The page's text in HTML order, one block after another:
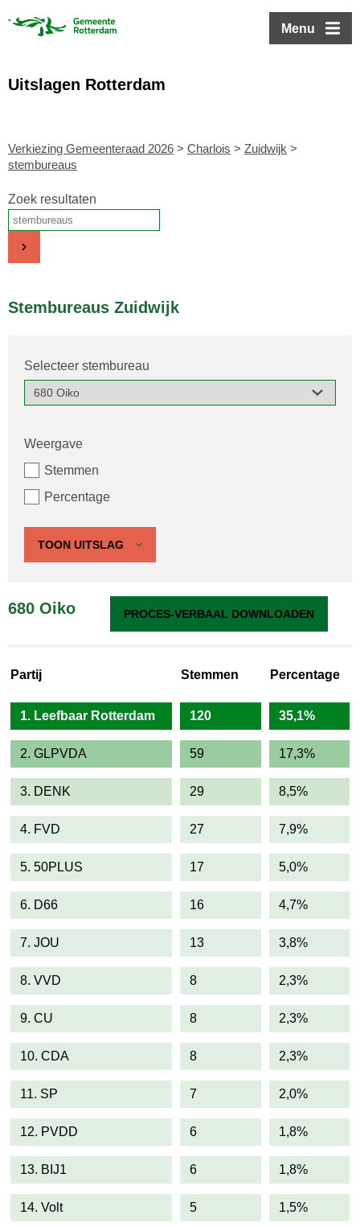
Menu
Uitslagen Rotterdam
Verkiezing Gemeenteraad 2026 > Charlois > Zuidwijk >
stembureaus
Zoek resultaten
Stembureaus Zuidwijk
Selecteer stembureau
Weergave
Stemmen
Percentage
TOON UITSLAG
680 Oiko PROCES-VERBAAL DOWNLOADEN
Partij Stemmen Percentage
1. Leefbaar Rotterdam 120 35,1%
2. GLPVDA 59 17,3%
3. DENK 29 8,5%
4. FVD 27 7,9%
5. 50PLUS 17 5,0%
6. D66 16 4,7%
7. JOU 13 3,8%
8. VVD 8 2,3%
9. CU 8 2,3%
10. CDA 8 2,3%
11. SP 7 2,0%
12. PVDD 6 1,8%
13. BIJ1 6 1,8%
14. Volt 5 1,5%